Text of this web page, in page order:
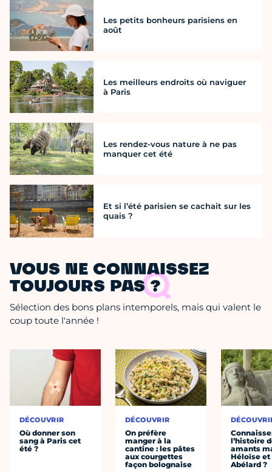
Les petits bonheurs parisiens en
août
Les meilleurs endroits où naviguer
à Paris
Les rendez-vous nature à ne pas
manquer cet été
Et si l’été parisien se cachait sur les
quais ?
VOUS NE CONNAISSEZ
TOUJOURS PAS ?
Sélection des bons plans intemporels, mais qui valent le
coup toute l'année !
DÉCOUVRIR
Où donner son
sang à Paris cet
été ?
DÉCOUVRIR
On préfère
manger à la
cantine : les pâtes
aux courgettes
façon bolognaise
l’histoire
amants
Héloïse et
Abélard ?